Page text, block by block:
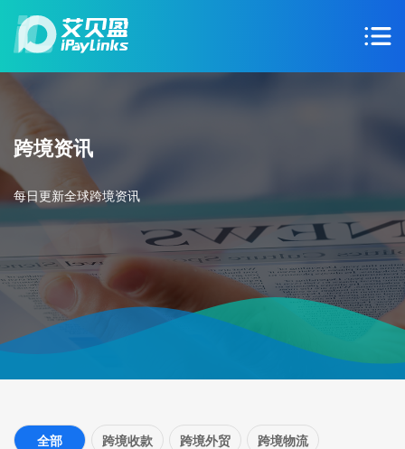
跨境资讯
每日更新全球跨境资讯
全部 跨境收款 跨境外贸 跨境物流